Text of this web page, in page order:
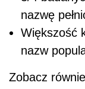
nazwę
Większość
nazw
Zobacz